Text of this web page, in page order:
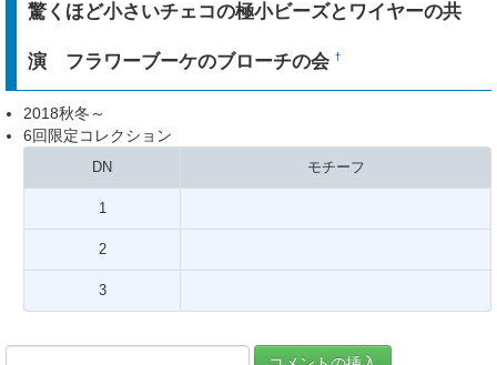
驚くほど小さいチェコの極小ビーズとワイヤーの共
演 フラワーブーケのブローチの会†
2018秋冬～
6回限定コレクション
DN モチーフ
1
2
3